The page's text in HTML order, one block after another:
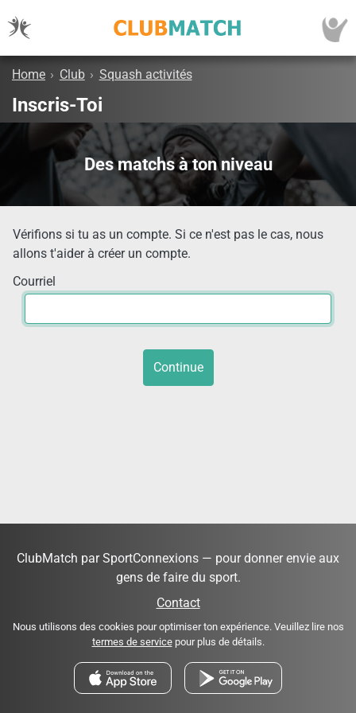
Home › Club › Squash activités
Inscris-Toi
Des matchs à ton niveau
Vérifions si tu as un compte. Si ce n'est pas le cas, nous
allons t'aider à créer un compte.
Courriel
Continue
ClubMatch par SportConnexions — pour donner envie aux
gens de faire du sport.
Contact
Nous utilisons des cookies pour optimiser ton expérience. Veuillez lire nos
termes de servicepour plus de détails.